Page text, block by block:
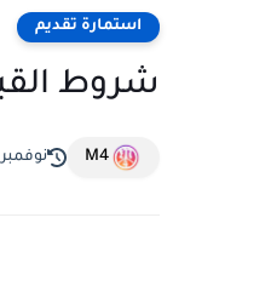
استمارة تقديم
شروط
M4 نوفمبر 12, 2023